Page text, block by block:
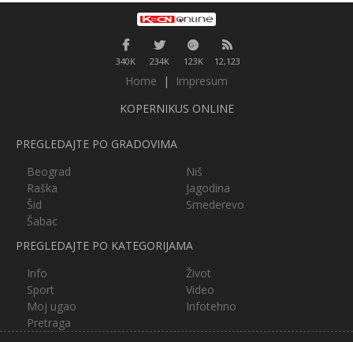
340K 234K 123K 12,123
Home |
Impresum
KOPERNIKUS ONLINE
PREGLEDAJTE PO GRADOVIMA
Beograd
Niš
Raška
Jagodina
Šid
Smederevo
Šabac
PREGLEDAJTE PO KATEGORIJAMA
Info
Život
Sport
Video
Moj ugao
Infotehno
Pretraga